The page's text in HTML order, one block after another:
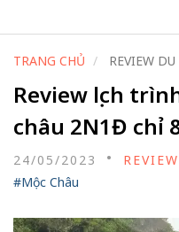
TRANG CHỦ REVIEW
Review lịch
châu 2N1Đ chỉ
24/05/2023
#Mộc Châu